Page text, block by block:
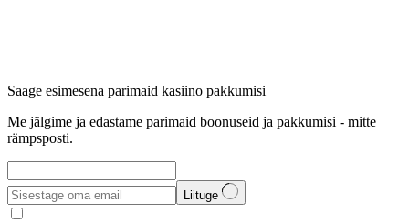
Saage esimesena parimaid kasiino pakkumisi
Me jälgime ja edastame parimaid boonuseid ja pakkumisi - mitte
rämpsposti.
Liituge